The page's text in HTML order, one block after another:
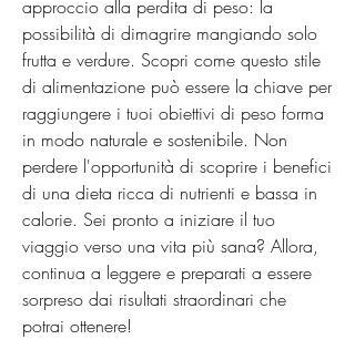
approccio alla perdita di peso: la
possibilità di dimagrire mangiando solo
frutta e verdure. Scopri come questo stile
di alimentazione può essere la chiave per
raggiungere i tuoi obiettivi di peso forma
in modo naturale e sostenibile. Non
perdere l'opportunità di scoprire i benefici
di una dieta ricca di nutrienti e bassa in
calorie. Sei pronto a iniziare il tuo
viaggio verso una vita più sana? Allora,
continua a leggere e preparati a essere
sorpreso dai risultati straordinari che
potrai ottenere!